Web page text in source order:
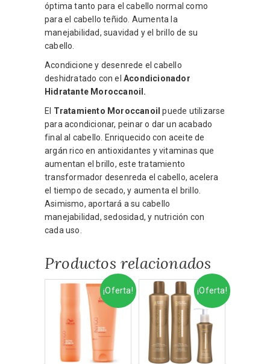
óptima tanto para el cabello normal como
para el cabello teñido. Aumenta la
manejabilidad, suavidad y el brillo de su
cabello.
Acondicione y desenrede el cabello
deshidratado con el Acondicionador
Hidratante Moroccanoil.
El Tratamiento Moroccanoil puede utilizarse
para acondicionar, peinar o dar un acabado
final al cabello. Enriquecido con aceite de
argán rico en antioxidantes y vitaminas que
aumentan el brillo, este tratamiento
transformador desenreda el cabello, acelera
el tiempo de secado, y aumenta el brillo.
Asimismo, aportará a su cabello
manejabilidad, sedosidad, y nutrición con
cada uso.
Productos relacionados
¡Oferta! ¡Oferta!